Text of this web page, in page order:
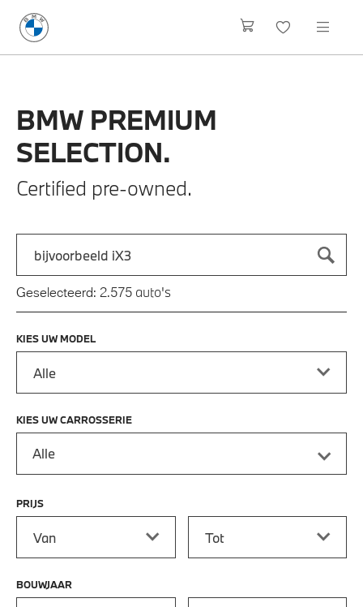
BMW PREMIUM
SELECTION.
Certified pre-owned.
Zoek naar een automodel, bijvoorbeeld 3 Serie M-Sport
Typ een automodel in en druk op enter om te zoeken
Geselecteerd: 2.575 auto's
KIES UW MODEL
KIES UW CARROSSERIE
Alle
PRIJS
BOUWJAAR